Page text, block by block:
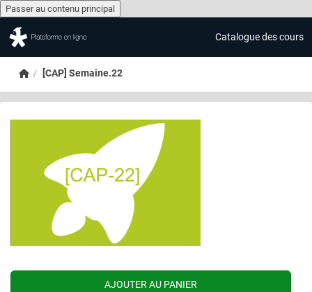
Passer au contenu principal
Passer au contenu principal
Catalogue des cours
Accueil[CAP] Semaine.22